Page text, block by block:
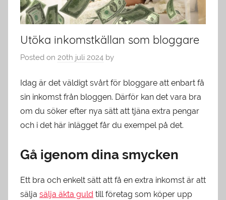
Utöka inkomstkällan som bloggare
Posted on 20th juli 2024 by
Idag är det väldigt svårt för bloggare att enbart få
sin inkomst från bloggen. Därför kan det vara bra
om du söker efter nya sätt att tjäna extra pengar
och i det här inlägget får du exempel på det.
Gå igenom dina smycken
Ett bra och enkelt sätt att få en extra inkomst är att
sälja sälja äkta guld till företag som köper upp